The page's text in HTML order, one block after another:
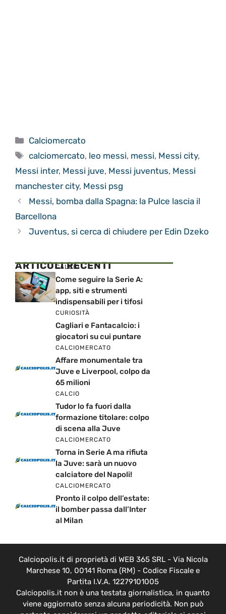
Categorie
Calciomercato
Tag
calciomercato, leo messi, messi, Messi city,
Messi inter, Messi juve, Messi juventus, Messi
manchester city, Messi psg
Messi, bomba dalla Spagna: la Pulce lascia il
Barcellona
Juventus, si cerca di chiudere per Edin Dzeko
ARTICOLI RECENTI
CALCIO
Come seguire la Serie A:
app, siti e strumenti
indispensabili per i tifosi
CURIOSITÀ
Cagliari e Fantacalcio: i
giocatori su cui puntare
CALCIOMERCATO
Affare monumentale tra
Juve e Liverpool, colpo da
65 milioni
CALCIO
Tudor lo fa fuori dalla
formazione titolare: colpo
di scena alla Juve
CALCIOMERCATO
Torna in Serie A ma rifiuta
la Juve: sarà un nuovo
calciatore del Napoli!
CALCIOMERCATO
Pronto il colpo dell’estate:
il bomber passa dall’Inter
al Milan
Calciopolis.it di proprietà di WEB 365 SRL - Via Nicola
Marchese 10, 00141 Roma (RM) - Codice Fiscale e
Partita I.V.A. 12279101005
Calciopolis.it non è una testata giornalistica, in quanto
viene aggiornato senza alcuna periodicità. Non può